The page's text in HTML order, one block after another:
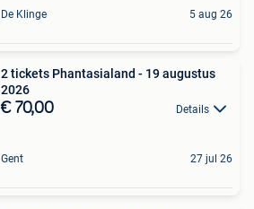
De Klinge 5 aug 26
2 tickets Phantasialand - 19 augustus
2026
€ 70,00 Details
Gent 27 jul 26